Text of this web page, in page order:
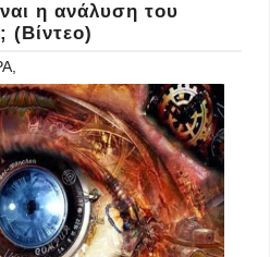
η ανάλυση του
(Βίντεο)